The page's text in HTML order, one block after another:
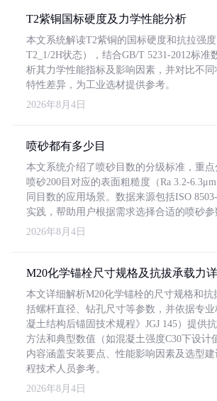
T2紫铜国标硬度及力学性能分析
本文系统解读T2紫铜的国标硬度和抗拉强
T2_1/2H状态），结合GB/T 5231-2012标准
析其力学性能指标及影响因素，并对比不
特性差异，为工业选材提供参考。
2026年8月4日
喷砂都有多少目
本文系统介绍了喷砂目数的分级标准，重
喷砂200目对应的表面粗糙度（Ra 3.2-
同目数的应用场景。数据来源包括ISO
实践，帮助用户根据需求选择合适的喷砂参
2026年8月4日
M20化学锚栓尺寸规格及抗拔承载力
本文详细解析M20化学锚栓的尺寸规格和抗
括螺杆直径、钻孔尺寸等参数，并依据专
凝土结构后锚固技术规程》JGJ 145）提供
方法和典型数值（如混凝土强度C30下设计
内容涵盖安装要点、性能影响因素及选型
程技术人员参考。
2026年8月4日